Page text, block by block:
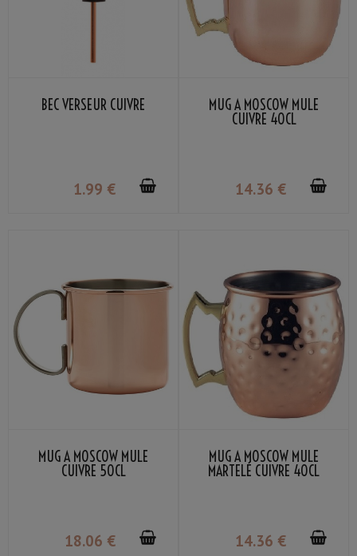
BEC VERSEUR CUIVRE
1.99 €
MUG À MOSCOW MULE
CUIVRE 40CL
14.36 €
MUG À MOSCOW MULE
CUIVRE 50CL
18.06 €
MUG À MOSCOW MULE
MARTELÉ CUIVRE 40CL
14.36 €